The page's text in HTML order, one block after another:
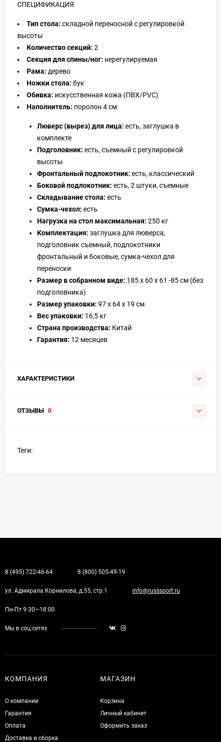
СПЕЦИФИКАЦИЯ
Тип стола: складной переносной с регулировкой
высоты
Количество секций: 2
Секция для спины/ног: нерегулируемая
Рама: дерево
Ножки стола: бук
Обивка: искусственная кожа (ПВХ/PVC)
Наполнитель: поролон 4 см
Люверс (вырез) для лица: есть, заглушка в
комплекте
Подголовник: есть, съемный с регулировкой
высоты
Фронтальный подлокотник: есть, классический
Боковой подлокотник: есть, 2 штуки, съемные
Складывание стола: есть
Сумка-чехол: есть
Нагрузка на стол максимальная: 250 кг
Комплектация: заглушка для люверса,
подголовник съемный, подлокотники
фронтальный и боковые, сумка-чехол для
переноски
Размер в собранном виде: 185 х 60 х 61 -85 см (без
подголовника)
Размер упаковки: 97 х 64 х 19 см
Вес упаковки: 16,5 кг
Страна производства: Китай
Гарантия: 12 месяцев
ХАРАКТЕРИСТИКИ
ОТЗЫВЫ 0
Теги:
8 (495) 722-46-64 8 (800) 505-49-19
ул. Адмирала Корнилова, д.55, стр.1 info@russsport.ru
Пн-Пт 9:30—18:00
Мы в соц.сетях
КОМПАНИЯ
О компании
Гарантия
Оплата
Доставка и сборка
МАГАЗИН
Корзина
Личный кабинет
Оформить заказ